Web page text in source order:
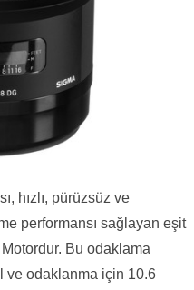
hızlı, pürüzsüz ve
performansı sağlayan eşit
Bu odaklama
ve odaklanma için 10.6